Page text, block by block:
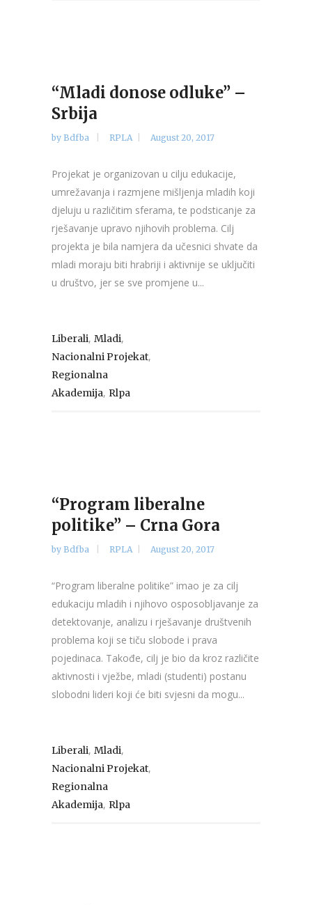
“Mladi donose odluke” –
Srbija
by Bdfba RPLA August 20, 2017
Projekat je organizovan u cilju edukacije,
umrežavanja i razmjene mišljenja mladih koji
djeluju u različitim sferama, te podsticanje za
rješavanje upravo njihovih problema. Cilj
projekta je bila namjera da učesnici shvate da
mladi moraju biti hrabriji i aktivnije se uključiti
u društvo, jer se sve promjene u...
Liberali, Mladi,
Nacionalni Projekat,
Regionalna
Akademija, Rlpa
“Program liberalne
politike” – Crna Gora
by Bdfba RPLA August 20, 2017
“Program liberalne politike” imao je za cilj
edukaciju mladih i njihovo osposobljavanje za
detektovanje, analizu i rješavanje društvenih
problema koji se tiču slobode i prava
pojedinaca. Takođe, cilj je bio da kroz različite
aktivnosti i vježbe, mladi (studenti) postanu
slobodni lideri koji će biti svjesni da mogu...
Liberali, Mladi,
Nacionalni Projekat,
Regionalna
Akademija, Rlpa